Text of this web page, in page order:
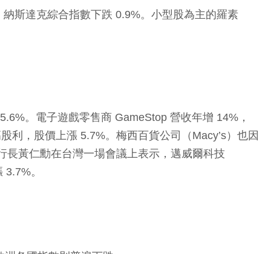
斯達克綜合指數下跌 0.9%。小型股為主的羅素
。電子遊戲零售商 GameStop 營收年增 14%，
利，股價上漲 5.7%。梅西百貨公司（Macy’s）也因
黃仁勳在台灣一場會議上表示，邁威爾科技
。